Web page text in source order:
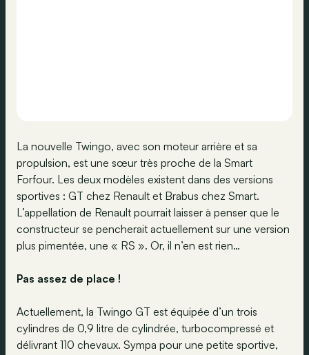
La nouvelle Twingo, avec son moteur arrière et sa
propulsion, est une sœur très proche de la Smart
Forfour. Les deux modèles existent dans des versions
sportives : GT chez Renault et Brabus chez Smart.
L’appellation de Renault pourrait laisser à penser que le
constructeur se pencherait actuellement sur une version
plus pimentée, une « RS ». Or, il n’en est rien…
Pas assez de place !
Actuellement, la Twingo GT est équipée d’un trois
cylindres de 0,9 litre de cylindrée, turbocompressé et
délivrant 110 chevaux. Sympa pour une petite sportive,